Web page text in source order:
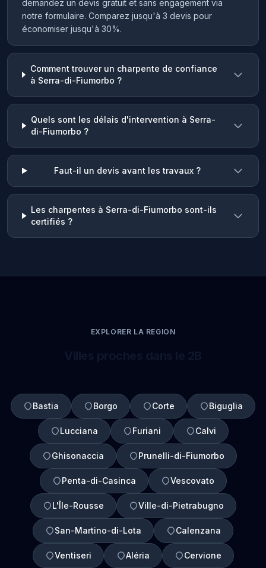
demandez un devis gratuit et sans engagement via
notre formulaire. Comparez jusqu'à 3 devis pour
économiser jusqu'à 30%.
Comment trouver un charpente de confiance
à Serra-di-Fiumorbo ?
Quels sont les délais d'intervention à Serra-
di-Fiumorbo ?
Faut-il un devis avant les travaux ?
Les charpentes à Serra-di-Fiumorbo sont-ils
certifiés ?
EXPLORER LA REGION
Bastia Borgo Corte Biguglia
Lucciana Furiani Calvi
Ghisonaccia Prunelli-di-Fiumorbo
Penta-di-Casinca Vescovato
L'Île-Rousse Ville-di-Pietrabugno
San-Martino-di-Lota Calenzana
Ventiseri Aléria Cervione